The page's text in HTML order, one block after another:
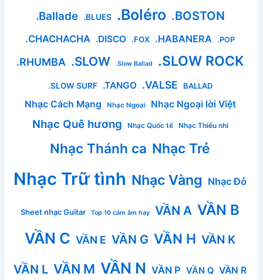
.Ballade .BLUES .Boléro .BOSTON
.CHACHACHA .DISCO .FOX .HABANERA .POP
.RHUMBA .SLOW .Slow Ballad .SLOW ROCK
.SLOW SURF .TANGO .VALSE BALLAD
Nhạc Cách Mạng Nhạc Ngoại Nhạc Ngoại lời Việt
Nhạc Quê hương Nhạc Quốc tế Nhạc Thiếu nhi
Nhạc Thánh ca Nhạc Trẻ
Nhạc Trữ tình Nhạc Vàng Nhạc Đỏ
Sheet nhạc Guitar Top 10 cảm âm hay VẦN A VẦN B
VẦN C VẦN E VẦN G VẦN H VẦN K
VẦN L VẦN M VẦN N VẦN P VẦN Q VẦN R